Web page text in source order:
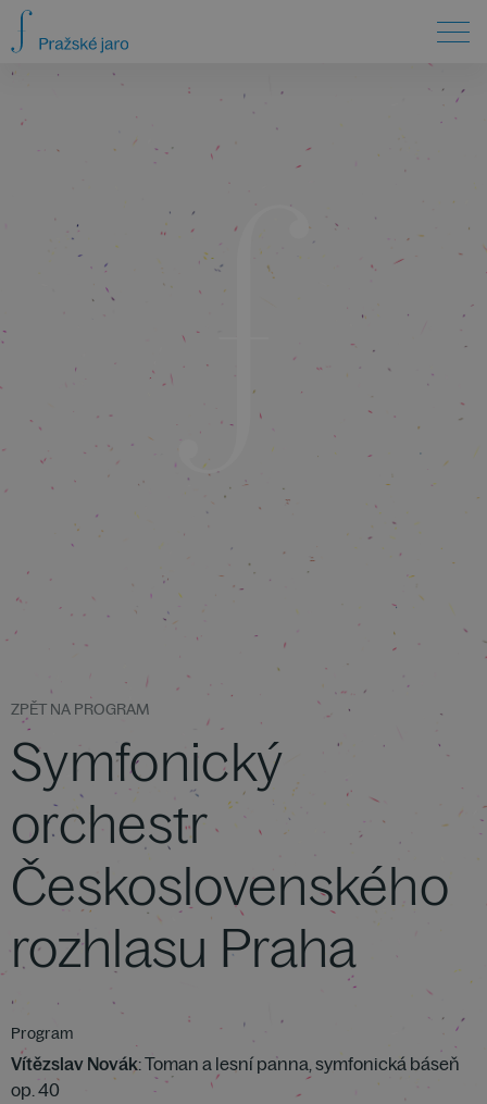
ZPĚT NA PROGRAM
Symfonický
orchestr
Československého
rozhlasu Praha
Program
Vítězslav Novák: Toman a lesní panna, symfonická báseň
op. 40